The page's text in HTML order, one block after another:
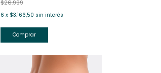
$26.999
6 x $3.166,50 sin interés
Comprar